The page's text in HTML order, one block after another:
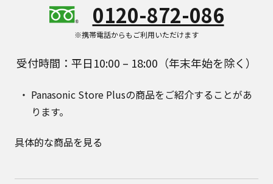
0120-872-086
※携帯電話からもご利用いただけます
受付時間：平日10:00 – 18:00（年末年始を除く）
Panasonic Store Plusの商品をご紹介することがあ
ります。
具体的な商品を見る